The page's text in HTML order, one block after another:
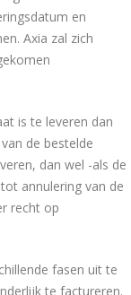
en
Axia zal zich
is te leveren dan
de bestelde
dan wel -als de
annulering van de
recht op
fasen uit te
te factureren.